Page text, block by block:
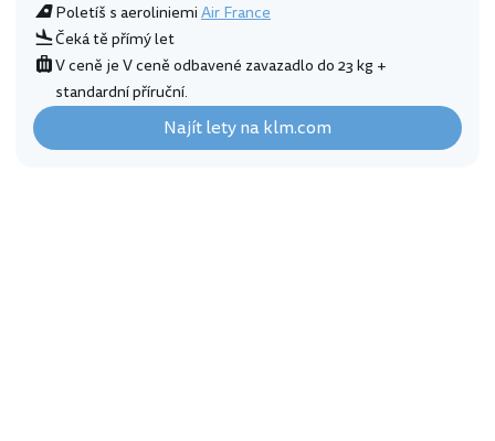
Poletíš s aeroliniemiAir France
Čeká tě přímý let
V ceně je V ceně odbavené zavazadlo do 23 kg +
standardní příruční.
Najít lety na klm.com